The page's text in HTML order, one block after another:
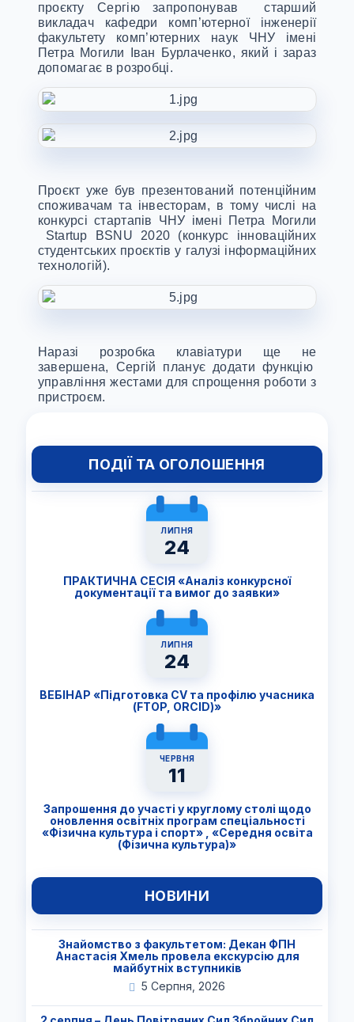
проєкту Сергію запропонував старший
викладач кафедри комп’ютерної інженерії
факультету комп’ютерних наук ЧНУ імені
Петра Могили Іван Бурлаченко, який і зараз
допомагає в розробці.
Проєкт уже був презентований потенційним
споживачам та інвесторам, в тому числі на
конкурсі стартапів ЧНУ імені Петра Могили
Startup BSNU 2020 (конкурс інноваційних
студентських проєктів у галузі інформаційних
технологій).
Наразі розробка клавіатури ще не
завершена, Сергій планує додати функцію
управління жестами для спрощення роботи з
пристроєм.
ПОДІЇ ТА ОГОЛОШЕННЯ
ЛИПНЯ
24
ПРАКТИЧНА СЕСІЯ «Аналіз конкурсної
документації та вимог до заявки»
ЛИПНЯ
24
ВЕБІНАР «Підготовка CV та профілю учасника
(FTОP, ORCID)»
ЧЕРВНЯ
11
Запрошення до участі у круглому столі щодо
оновлення освітніх програм спеціальності
«Фізична культура і спорт» , «Середня освіта
(Фізична культура)»
НОВИНИ
Знайомство з факультетом: Декан ФПН
Анастасія Хмель провела екскурсію для
майбутніх вступників
5 Серпня, 2026